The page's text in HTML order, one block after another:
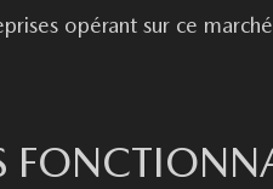
opérant sur ce